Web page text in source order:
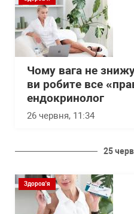
Чому вага не
ви робите все
ендокринолог
26 червня, 11:34
25
Здоров'я